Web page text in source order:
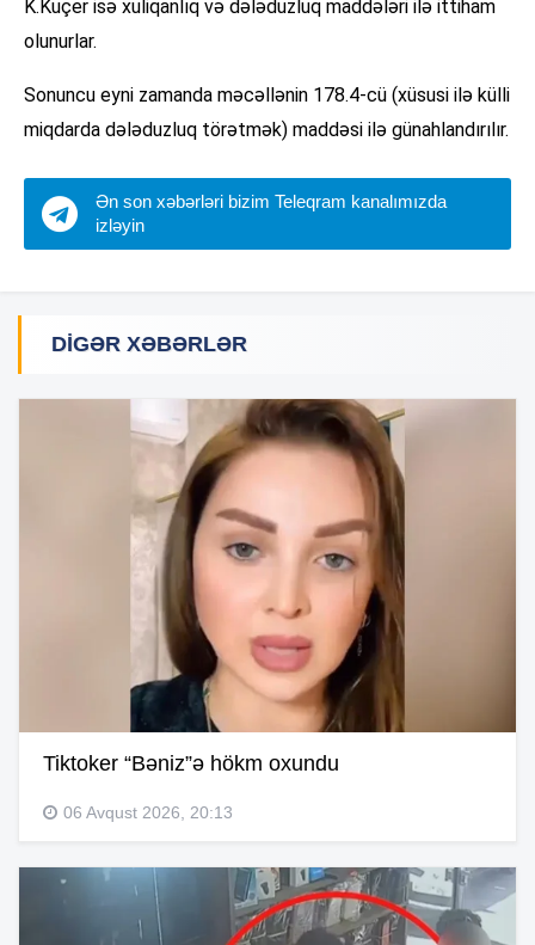
K.Kuçer isə xuliqanlıq və dələduzluq maddələri ilə ittiham
olunurlar.
Sonuncu eyni zamanda məcəllənin 178.4-cü (xüsusi ilə külli
miqdarda dələduzluq törətmək) maddəsi ilə günahlandırılır.
Ən son xəbərləri bizim Teleqram kanalımızda
izləyin
DIGƏR XƏBƏRLƏR
Tiktoker “Bəniz”ə hökm oxundu
06 Avqust 2026, 20:13